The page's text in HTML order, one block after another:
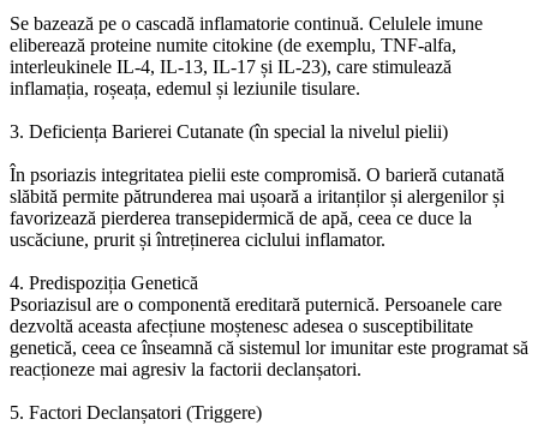
Se bazează pe o cascadă inflamatorie continuă. Celulele imune
eliberează proteine numite citokine (de exemplu, TNF-alfa,
interleukinele IL-4, IL-13, IL-17 și IL-23), care stimulează
inflamația, roșeața, edemul și leziunile tisulare.
3. Deficiența Barierei Cutanate (în special la nivelul pielii)
În psoriazis integritatea pielii este compromisă. O barieră cutanată
slăbită permite pătrunderea mai ușoară a iritanților și alergenilor și
favorizează pierderea transepidermică de apă, ceea ce duce la
uscăciune, prurit și întreținerea ciclului inflamator.
4. Predispoziția Genetică
Psoriazisul are o componentă ereditară puternică. Persoanele care
dezvoltă aceasta afecțiune moștenesc adesea o susceptibilitate
genetică, ceea ce înseamnă că sistemul lor imunitar este programat să
reacționeze mai agresiv la factorii declanșatori.
5. Factori Declanșatori (Triggere)